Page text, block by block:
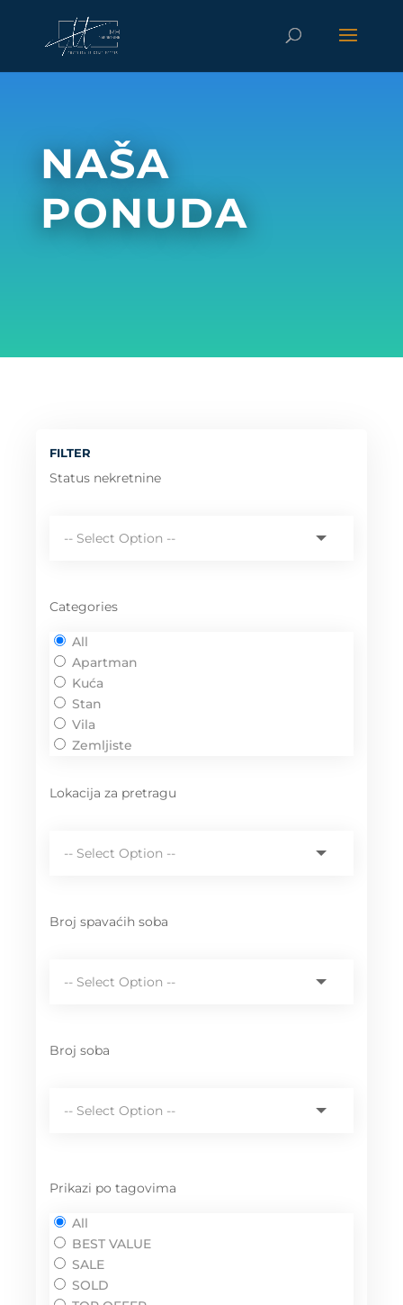
NAŠA
PONUDA
FILTER
Status nekretnine
Categories
All
Apartman
Kuća
Stan
Vila
Zemljiste
Lokacija za pretragu
Broj spavaćih soba
Broj soba
Prikazi po tagovima
All
BEST VALUE
SALE
SOLD